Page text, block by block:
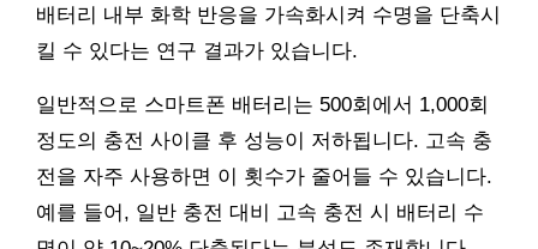
배터리 내부 화학 반응을 가속화시켜 수명을 단축시
킬 수 있다는 연구 결과가 있습니다.
일반적으로 스마트폰 배터리는 500회에서 1,000회
정도의 충전 사이클 후 성능이 저하됩니다. 고속 충
전을 자주 사용하면 이 횟수가 줄어들 수 있습니다.
예를 들어, 일반 충전 대비 고속 충전 시 배터리 수